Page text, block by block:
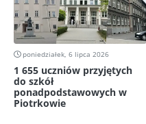
poniedziałek, 6 lipca 2026
1 655 uczniów przyjętych
do szkół
ponadpodstawowych w
Piotrkowie